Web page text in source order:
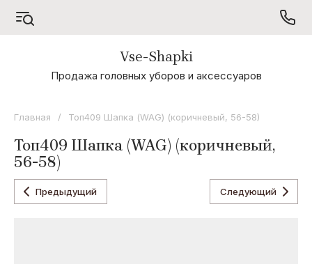
А - Я
Odyssey
Коллекция
Oxygon
Коллекция
Flamenco
Vse-Shapki
Продажа головных уборов и аксессуаров
Главная / Топ409 Шапка (WAG) (коричневый, 56-58)
Топ409 Шапка (WAG) (коричневый,
56-58)
Предыдущий Следующий